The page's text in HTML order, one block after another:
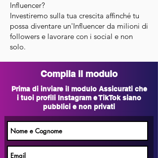
Influencer?
Investiremo sulla tua crescita affinché tu
possa diventare un'Influencer da milioni di
followers e lavorare con i social e non
solo.
Compila il modulo
Prima di inviare il modulo Assicurati che
i tuoi profili Instagram e TikTok siano
pubblici e non privati